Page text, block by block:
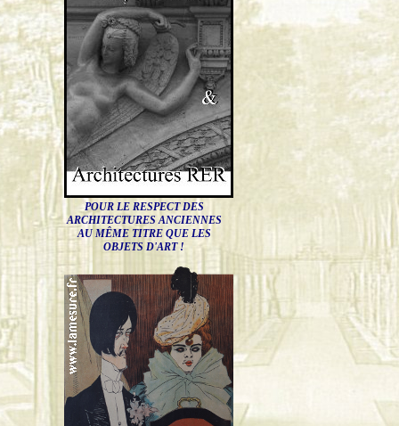
POUR LE RESPECT DES
ARCHITECTURES ANCIENNES
AU MÊME TITRE QUE LES
OBJETS D'ART !